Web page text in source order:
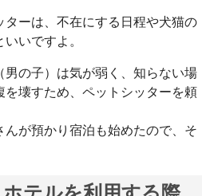
ーは、不在にする日程や犬猫の
いですよ。
男の子）は気が弱く、知らない場
を壊すため、ペットシッターを頼
が預かり宿泊も始めたので、そ